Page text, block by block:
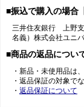
■振込で購入の場合
三井住友銀行 上野
名義）株式会社ユニ
■商品の返品につい
・新品・未使用品は
・返品保証の対象で
・ 返品保証について